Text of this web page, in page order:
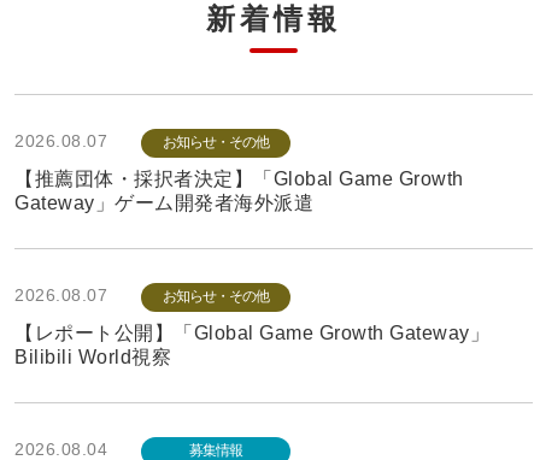
新着情報
2026.08.07 お知らせ・その他
【推薦団体・採択者決定】「Global Game Growth
Gateway」ゲーム開発者海外派遣
2026.08.07 お知らせ・その他
【レポート公開】「Global Game Growth Gateway」
Bilibili World視察
2026.08.04 募集情報